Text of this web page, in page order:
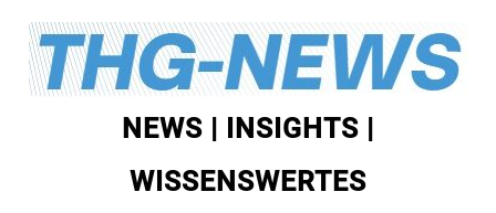
Skip
content
NEWS | INSIGHTS |
WISSENSWERTES